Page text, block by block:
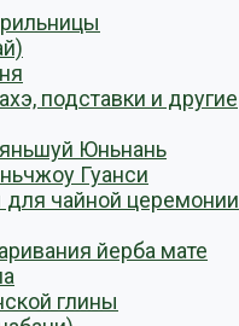
подставки и другие
Юньнань
Гуанси
чайной церемонии
йерба мате
глины